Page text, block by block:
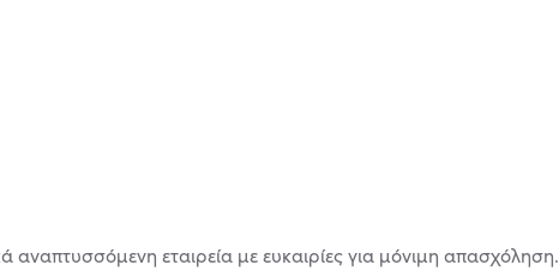
αναπτυσσόμενη εταιρεία με ευκαιρίες για μόνιμη απασχόληση.